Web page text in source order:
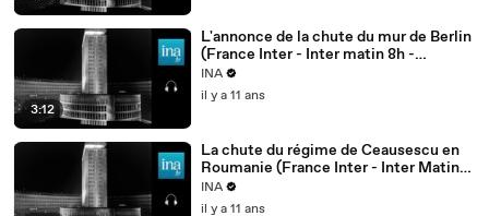
3:12
L'annonce de la chute du mur de Berlin
(France Inter - Inter matin 8h -
10/11/1989)
INA
il y a 11 ans
La chute du régime de Ceausescu en
Roumanie (France Inter - Inter Matin
8h - 22/12/1989)
INA
il y a 11 ans